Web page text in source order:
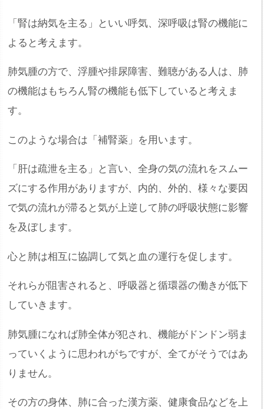
「腎は納気を主る」といい呼気、深呼吸は腎の機能に
よると考えます。
肺気腫の方で、浮腫や排尿障害、難聴がある人は、肺
の機能はもちろん腎の機能も低下していると考えま
す。
このような場合は「補腎薬」を用います。
「肝は疏泄を主る」と言い、全身の気の流れをスムー
ズにする作用がありますが、内的、外的、様々な要因
で気の流れが滞ると気が上逆して肺の呼吸状態に影響
を及ぼします。
心と肺は相互に協調して気と血の運行を促します。
それらが阻害されると、呼吸器と循環器の働きが低下
していきます。
肺気腫になれば肺全体が犯され、機能がドンドン弱ま
っていくように思われがちですが、全てがそうではあ
りません。
その方の身体、肺に合った漢方薬、健康食品などを上